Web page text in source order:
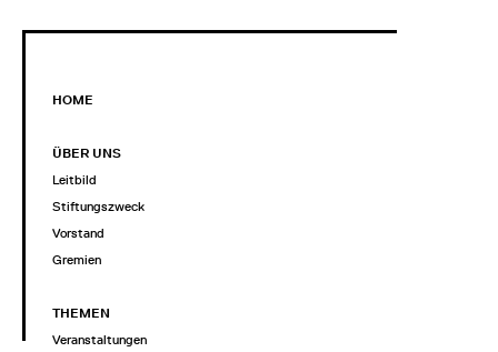
HOME
ÜBER UNS
Leitbild
Stiftungszweck
Vorstand
Gremien
THEMEN
Veranstaltungen